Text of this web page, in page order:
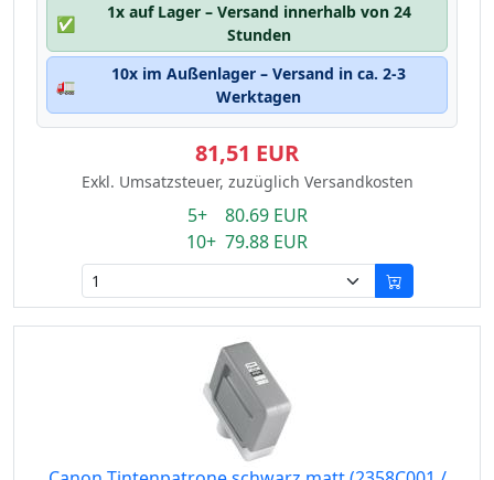
✅
1x auf Lager – Versand innerhalb von 24
Stunden
🚛
10x im Außenlager – Versand in ca. 2-3
Werktagen
81,51 EUR
Exkl. Umsatzsteuer, zuzüglich Versandkosten
5+ 80.69 EUR
10+ 79.88 EUR